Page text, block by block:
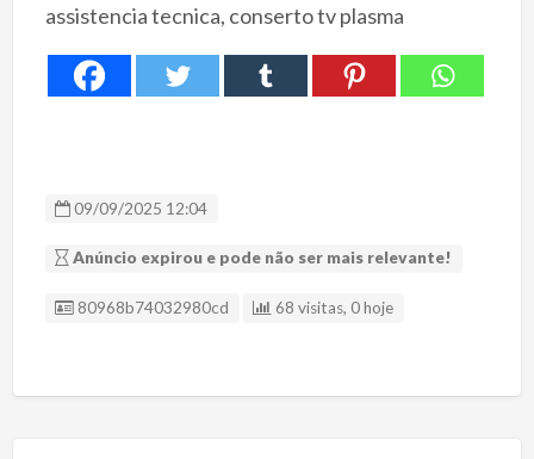
assistencia tecnica, conserto tv plasma
09/09/2025 12:04
Anúncio expirou e pode não ser mais relevante!
ID Anúncio
80968b74032980cd 68 visitas, 0 hoje